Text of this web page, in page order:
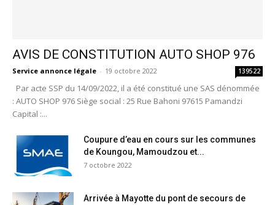
AVIS DE CONSTITUTION AUTO SHOP 976
Service annonce légale - 19 octobre 2022 139522
Par acte SSP du 14/09/2022, il a été constitué une SAS dénommée
: AUTO SHOP 976 Siège social : 25 Rue Bahoni 97615 Pamandzi
Capital :...
Coupure d’eau en cours sur les communes
de Koungou, Mamoudzou et...
7 octobre 2022
Arrivée à Mayotte du pont de secours de